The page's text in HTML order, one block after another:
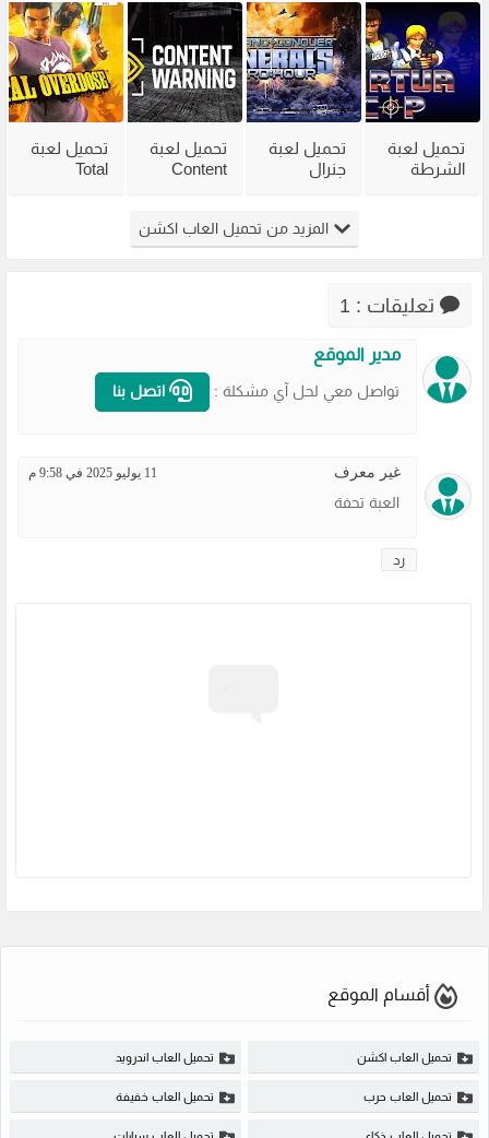
مضغوطة
من ميديا
فاير
فاير بحجم
صغير
الاضافات
من ميديا
فاير
تحميل لعبة
الشرطة
تحميل لعبة
جنرال
Zero Hour
للكمبيوتر
تحميل لعبة
Content
من ميديا
فاير
تحميل لعبة
Total
مضغوطة
المزيد من تحميل العاب اكشن
تعليقات : 1
مدير الموقع
تواصل معي لحل آي مشكلة : اتصل بنا
غير معرف 11 يوليو 2025 في 9:58 م
العبة تحفة
رد
أقسام الموقع
تحميل العاب اكشن تحميل العاب اندرويد
تحميل العاب حرب تحميل العاب خفيفة